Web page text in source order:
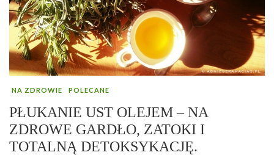
NA ZDROWIE POLECANE
PŁUKANIE UST OLEJEM – NA
ZDROWE GARDŁO, ZATOKI I
TOTALNĄ DETOKSYKACJĘ.